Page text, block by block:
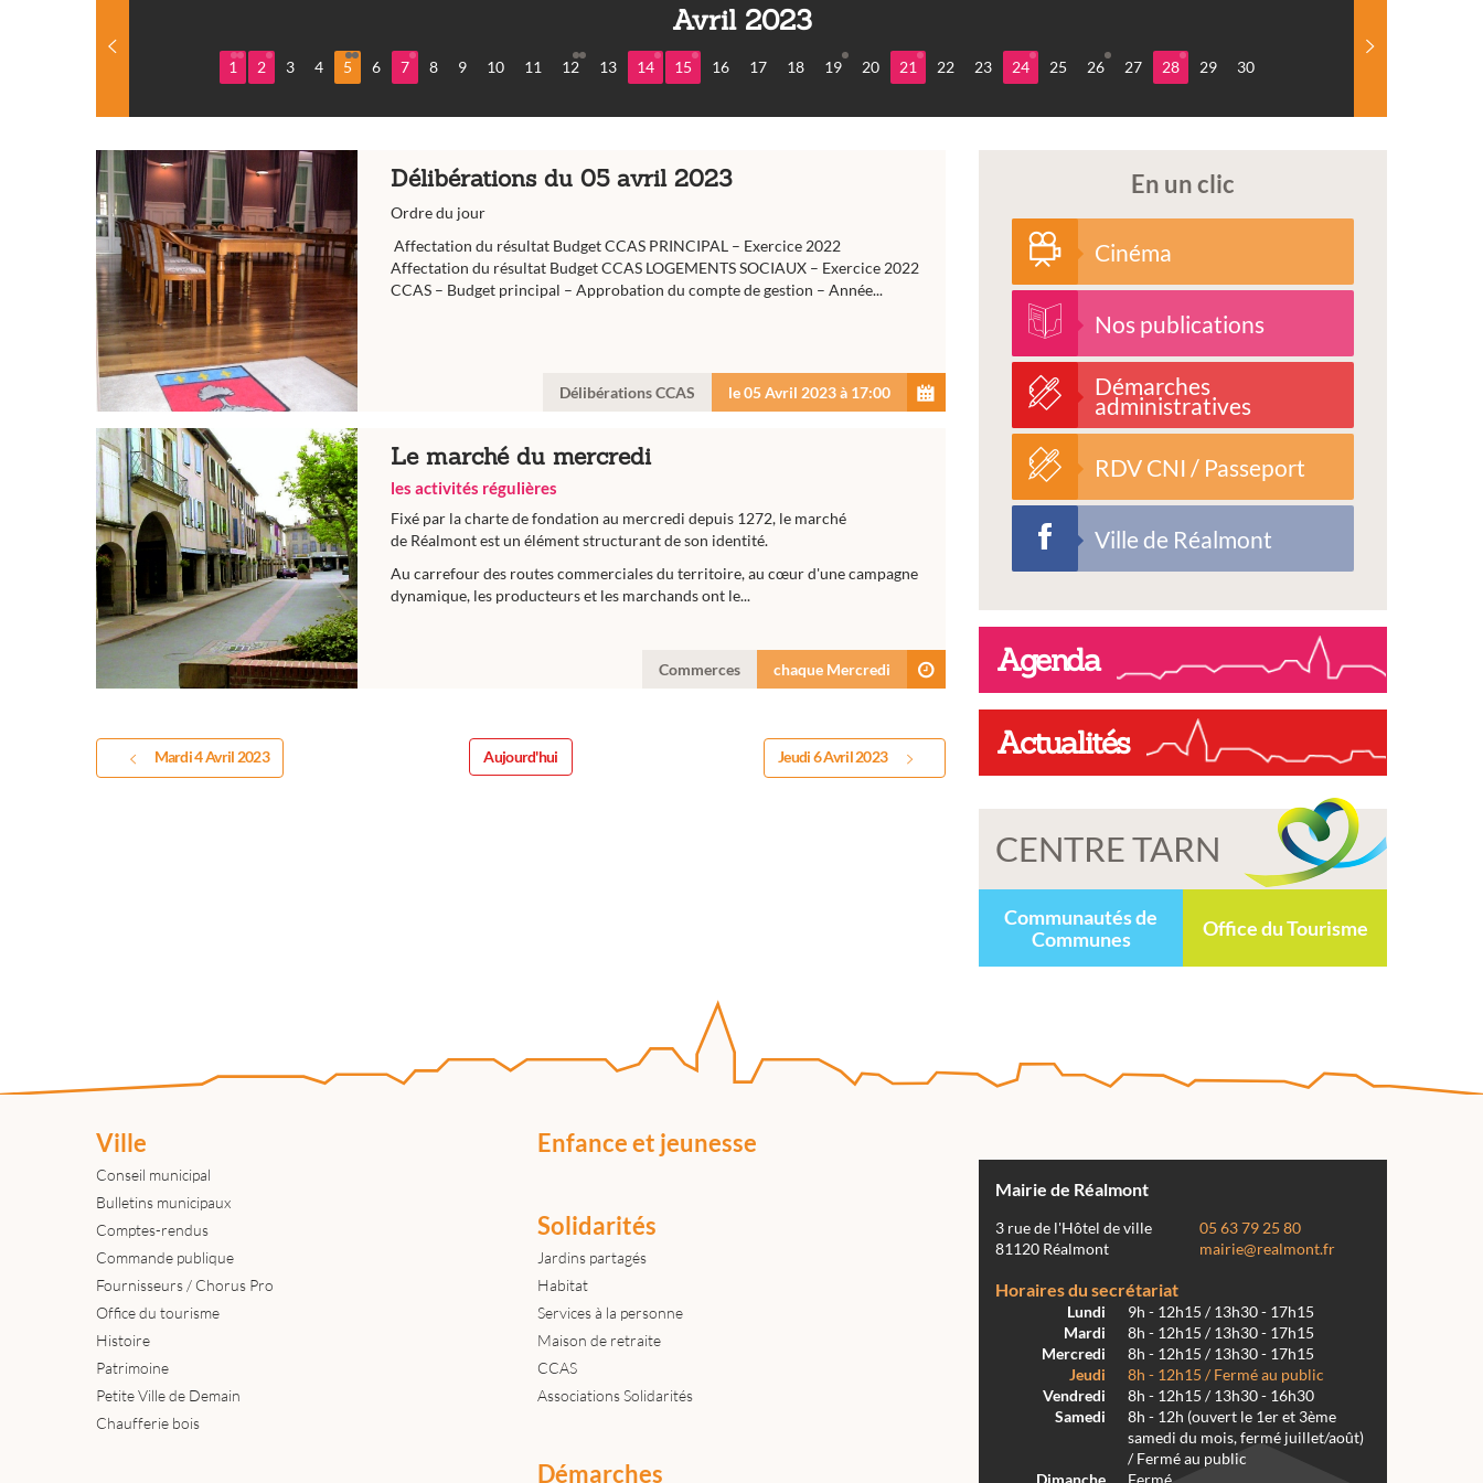
Avril 2023
1 2 3 4 5 6 7 8 9 10 11 12 13 14 15 16 17 18 19 20 21 22 23 24 25 26 27 28 29 30
Délibérations du 05 avril 2023
Ordre du jour
Affectation du résultat Budget CCAS PRINCIPAL – Exercice 2022
Affectation du résultat Budget CCAS LOGEMENTS SOCIAUX – Exercice 2022
CCAS – Budget principal – Approbation du compte de gestion – Année...
Délibérations CCAS le 05 Avril 2023 à 17:00
Le marché du mercredi
les activités régulières
Fixé par la charte de fondation au mercredi depuis 1272, le marché
de Réalmont est un élément structurant de son identité.
Au carrefour des routes commerciales du territoire, au cœur d'une campagne
dynamique, les producteurs et les marchands ont le...
Commerces chaque Mercredi
Mardi 4 Avril 2023 Aujourd'hui Jeudi 6 Avril 2023
En un clic
Cinéma
Nos publications
Démarches
administratives
RDV CNI / Passeport
Ville de Réalmont
Agenda
Actualités
CENTRE TARN
Communautés de
Communes
Office du Tourisme
Ville
Conseil municipal
Bulletins municipaux
Comptes-rendus
Commande publique
Fournisseurs / Chorus Pro
Office du tourisme
Histoire
Patrimoine
Petite Ville de Demain
Chaufferie bois
Enfance et jeunesse
Solidarités
Jardins partagés
Habitat
Services à la personne
Maison de retraite
CCAS
Associations Solidarités
Démarches
Mairie de Réalmont
3 rue de l'Hôtel de ville
81120 Réalmont
05 63 79 25 80
mairie@realmont.fr
Horaires du secrétariat
Lundi
9h - 12h15 / 13h30 - 17h15
Mardi
8h - 12h15 / 13h30 - 17h15
Mercredi
8h - 12h15 / 13h30 - 17h15
Jeudi
8h - 12h15 / Fermé au public
Vendredi
8h - 12h15 / 13h30 - 16h30
Samedi
8h - 12h (ouvert le 1er et 3ème
samedi du mois, fermé juillet/août)
/ Fermé au public
Dimanche
Fermé